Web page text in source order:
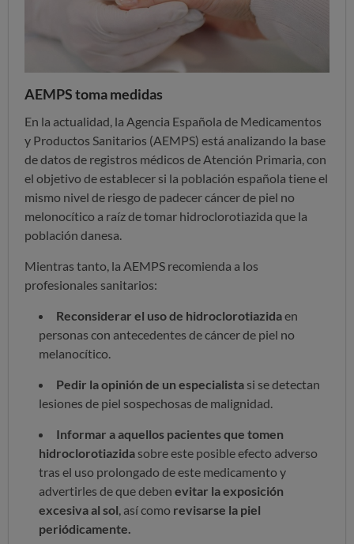
AEMPS toma medidas
En la actualidad, la Agencia Española de Medicamentos
y Productos Sanitarios (AEMPS) está analizando la base
de datos de registros médicos de Atención Primaria, con
el objetivo de establecer si la población española tiene el
mismo nivel de riesgo de padecer cáncer de piel no
melonocítico a raíz de tomar hidroclorotiazida que la
población danesa.
Mientras tanto, la AEMPS recomienda a los
profesionales sanitarios:
Reconsiderar el uso de hidroclorotiazidaen
personas con antecedentes de cáncer de piel no
melanocítico.
Pedir la opinión de un especialista si se detectan
lesiones de piel sospechosas de malignidad.
Informar a aquellos pacientes que tomen
hidroclorotiazida sobre este posible efecto adverso
tras el uso prolongado de este medicamento y
advertirles de que deben evitar la exposición
excesiva al sol, así como revisarse la piel
periódicamente.